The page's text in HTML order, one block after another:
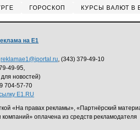
ГОРОСКОП КУРСЫ ВАЛЮТ В
на Е1
reklamae1@iportal.ru, (343) 379-49-10
49-95,
новостей)
704-57-70
E1.RU
«На правах рекламы», «Партнёрский
оплачена из средств рекламодателя